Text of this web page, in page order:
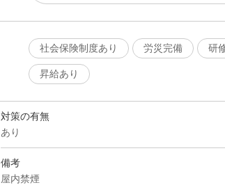
社会保険制度あり
労災完備 研
昇給あり
対策の有無
あり
備考
屋内禁煙